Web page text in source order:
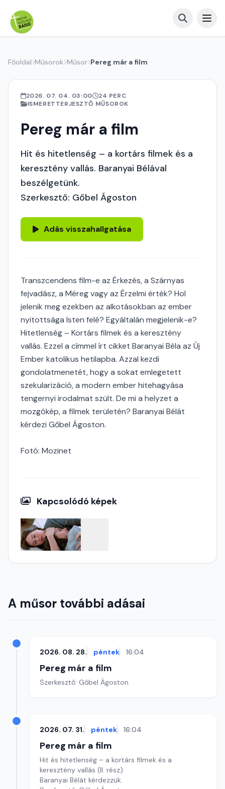
Főoldal Műsorok Műsor Pereg már a film
2026. 07. 04. 03:00
24 PERC
ISMERETTERJESZTŐ MŰSOROK
Pereg már a film
Hit és hitetlenség – a kortárs filmek és a
keresztény vallás. Baranyai Bélával
beszélgetünk.
Szerkesztő: Gőbel Ágoston
Adás visszahallgatása
Transzcendens film-e az Érkezés, a Szárnyas
fejvadász, a Méreg vagy az Érzelmi érték? Hol
jelenik meg ezekben az alkotásokban az ember
nyitottsága Isten felé? Egyáltalán megjelenik-e?
Hitetlenség – Kortárs filmek és a keresztény
vallás. Ezzel a címmel írt cikket Baranyai Béla az Új
Ember katolikus hetilapba. Azzal kezdi
gondolatmenetét, hogy a sokat emlegetett
szekularizáció, a modern ember hitehagyása
tengernyi irodalmat szült. De mi a helyzet a
mozgókép, a filmek területén? Baranyai Bélát
kérdezi Gőbel Ágoston.
Fotó: Mozinet
Kapcsolódó képek
A műsor további adásai
2026. 08. 28. péntek 16:04
Pereg már a film
Szerkesztő: Gőbel Ágoston
2026. 07. 31. péntek 16:04
Pereg már a film
Hit és hitetlenség – a kortárs filmek és a
keresztény vallás (II. rész)
Baranyai Bélát kérdezzük.